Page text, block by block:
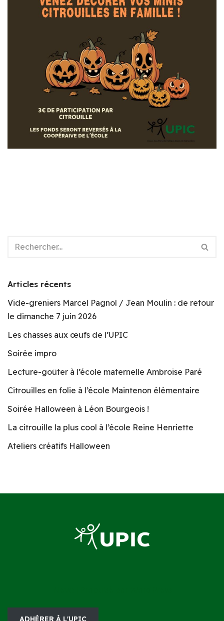
Articles récents
Vide-greniers Marcel Pagnol / Jean Moulin : de retour
le dimanche 7 juin 2026
Les chasses aux œufs de l’UPIC
Soirée impro
Lecture-goûter à l’école maternelle Ambroise Paré
Citrouilles en folie à l’école Maintenon élémentaire
Soirée Halloween à Léon Bourgeois !
La citrouille la plus cool à l’école Reine Henriette
Ateliers créatifs Halloween
ADHÉRER À L'UPIC